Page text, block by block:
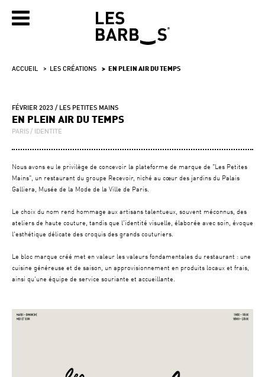
ACCUEIL LES CRÉATIONS EN PLEIN AIR DU TEMPS
FÉVRIER 2023 LES PETITES MAINS
EN PLEIN AIR DU TEMPS
PARIS IDENTITE
Nous avons eu le privilège de concevoir la plateforme de marque de "Les Petites
Mains", un restaurant du groupe Recevoir, niché au cœur des jardins du Palais
Galliera, Musée de la Mode de la Ville de Paris.
Le choix du nom rend hommage aux artisans talentueux, souvent méconnus, des
ateliers de haute couture, tandis que l'identité visuelle, élaborée avec soin, évoque
l'esthétique délicate des croquis des grands couturiers.
Le bloc marque créé met en valeur les valeurs fondamentales du restaurant : une
cuisine généreuse et de saison, un approvisionnement en produits locaux et frais,
ainsi qu'une équipe de service souriante et accueillante.